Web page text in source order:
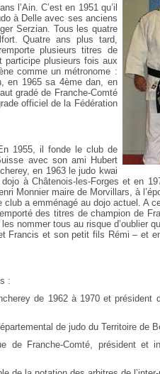
l’Ain. C’est en 1951 qu’il
à Delle avec ses anciens
Serzian. Tous les quatre
Quatre ans plus tard,
plusieurs titres de
participe plusieurs fois aux
comme un métronome :
en 1965 sa 4ème dan, en
gradé de Franche-Comté
officiel de la Fédération
1955, il fonde le club de
avec son ami Hubert
en 1963 le judo kwai
à Châtenois-les-Forges et en
Monnier maire de Morvillars, à
a emménagé au dojo actuel. A
des titres de champion de
nommer tous au risque d’oublier
Francis et son petit fils Rémi – et
:
de 1962 à 1970 et président
de judo du Territoire de
de Franche-Comté, président et